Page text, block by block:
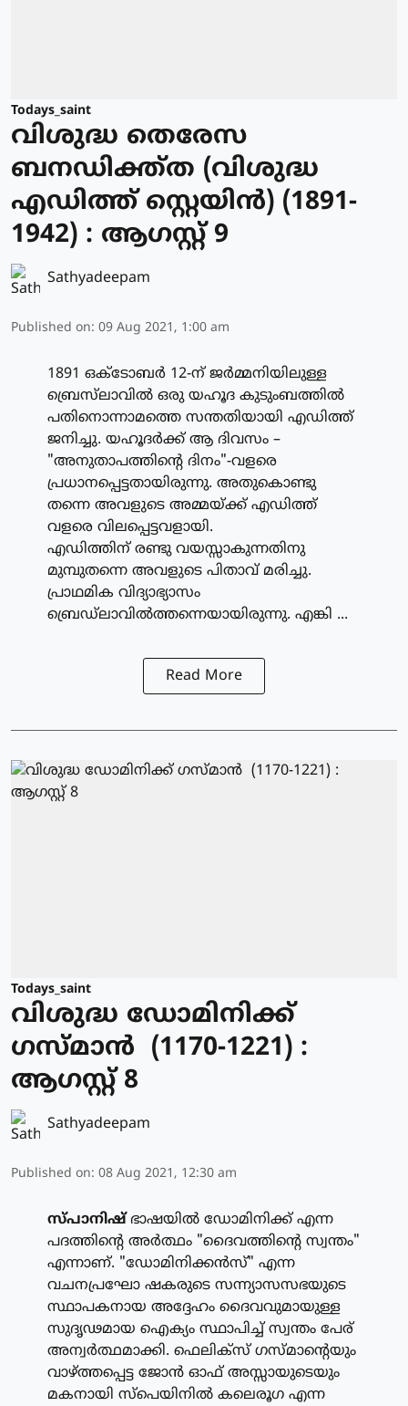
Todays_saint
വിശുദ്ധ തെരേസ
ബനഡിക്ത്ത (വിശുദ്ധ
എഡിത്ത് സ്റ്റെയിന്‍) (1891-
1942) : ആഗസ്റ്റ് 9
Sathyadeepam
Published on: 09 Aug 2021, 1:00 am
1891 ഒക്‌ടോബര്‍ 12-ന് ജര്‍മ്മനിയിലുള്ള
ബ്രെസ്‌ലാവില്‍ ഒരു യഹൂദ കുടുംബത്തില്‍
പതിനൊന്നാമത്തെ സന്തതിയായി എഡിത്ത്
ജനിച്ചു. യഹൂദര്‍ക്ക് ആ ദിവസം –
"അനുതാപത്തിന്റെ ദിനം"-വളരെ
പ്രധാനപ്പെട്ടതായിരുന്നു. അതുകൊണ്ടു
തന്നെ അവളുടെ അമ്മയ്ക്ക് എഡിത്ത്
വളരെ വിലപ്പെട്ടവളായി.
എഡിത്തിന് രണ്ടു വയസ്സാകുന്നതിനു
മുമ്പുതന്നെ അവളുടെ പിതാവ് മരിച്ചു.
പ്രാഥമിക വിദ്യാഭ്യാസം
ബ്രെഡ്‌ലാവില്‍ത്തന്നെയായിരുന്നു. എങ്കി ...
Read More
Todays_saint
വിശുദ്ധ ഡോമിനിക്ക്
ഗസ്മാന്‍ (1170-1221) :
ആഗസ്റ്റ് 8
Sathyadeepam
Published on: 08 Aug 2021, 12:30 am
സ്പാനിഷ്ഭാഷയില്‍ ഡോമിനിക്ക് എന്ന
പദത്തിന്റെ അര്‍ത്ഥം "ദൈവത്തിന്റെ സ്വന്തം"
എന്നാണ്. "ഡോമിനിക്കന്‍സ്" എന്ന
വചനപ്രഘോ ഷകരുടെ സന്ന്യാസസഭയുടെ
സ്ഥാപകനായ അദ്ദേഹം ദൈവവുമായുള്ള
സുദൃഢമായ ഐക്യം സ്ഥാപിച്ച് സ്വന്തം പേര്
അന്വര്‍ത്ഥമാക്കി. ഫെലിക്‌സ് ഗസ്മാന്റെയും
വാഴ്ത്തപ്പെട്ട ജോന്‍ ഓഫ് അസ്സായുടെയും
മകനായി സ്‌പെയിനില്‍ കലെരൂഗ എന്ന